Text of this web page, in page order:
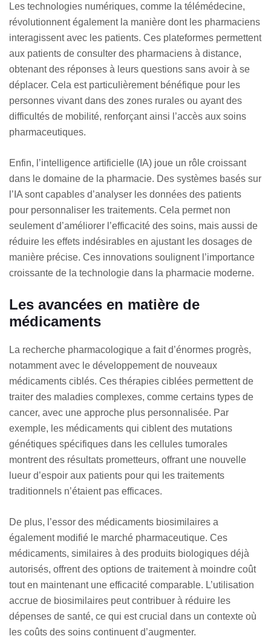
Les technologies numériques, comme la télémédecine,
révolutionnent également la manière dont les pharmaciens
interagissent avec les patients. Ces plateformes permettent
aux patients de consulter des pharmaciens à distance,
obtenant des réponses à leurs questions sans avoir à se
déplacer. Cela est particulièrement bénéfique pour les
personnes vivant dans des zones rurales ou ayant des
difficultés de mobilité, renforçant ainsi l’accès aux soins
pharmaceutiques.
Enfin, l’intelligence artificielle (IA) joue un rôle croissant
dans le domaine de la pharmacie. Des systèmes basés sur
l’IA sont capables d’analyser les données des patients
pour personnaliser les traitements. Cela permet non
seulement d’améliorer l’efficacité des soins, mais aussi de
réduire les effets indésirables en ajustant les dosages de
manière précise. Ces innovations soulignent l’importance
croissante de la technologie dans la pharmacie moderne.
Les avancées en matière de
médicaments
La recherche pharmacologique a fait d’énormes progrès,
notamment avec le développement de nouveaux
médicaments ciblés. Ces thérapies ciblées permettent de
traiter des maladies complexes, comme certains types de
cancer, avec une approche plus personnalisée. Par
exemple, les médicaments qui ciblent des mutations
génétiques spécifiques dans les cellules tumorales
montrent des résultats prometteurs, offrant une nouvelle
lueur d’espoir aux patients pour qui les traitements
traditionnels n’étaient pas efficaces.
De plus, l’essor des médicaments biosimilaires a
également modifié le marché pharmaceutique. Ces
médicaments, similaires à des produits biologiques déjà
autorisés, offrent des options de traitement à moindre coût
tout en maintenant une efficacité comparable. L’utilisation
accrue de biosimilaires peut contribuer à réduire les
dépenses de santé, ce qui est crucial dans un contexte où
les coûts des soins continuent d’augmenter.